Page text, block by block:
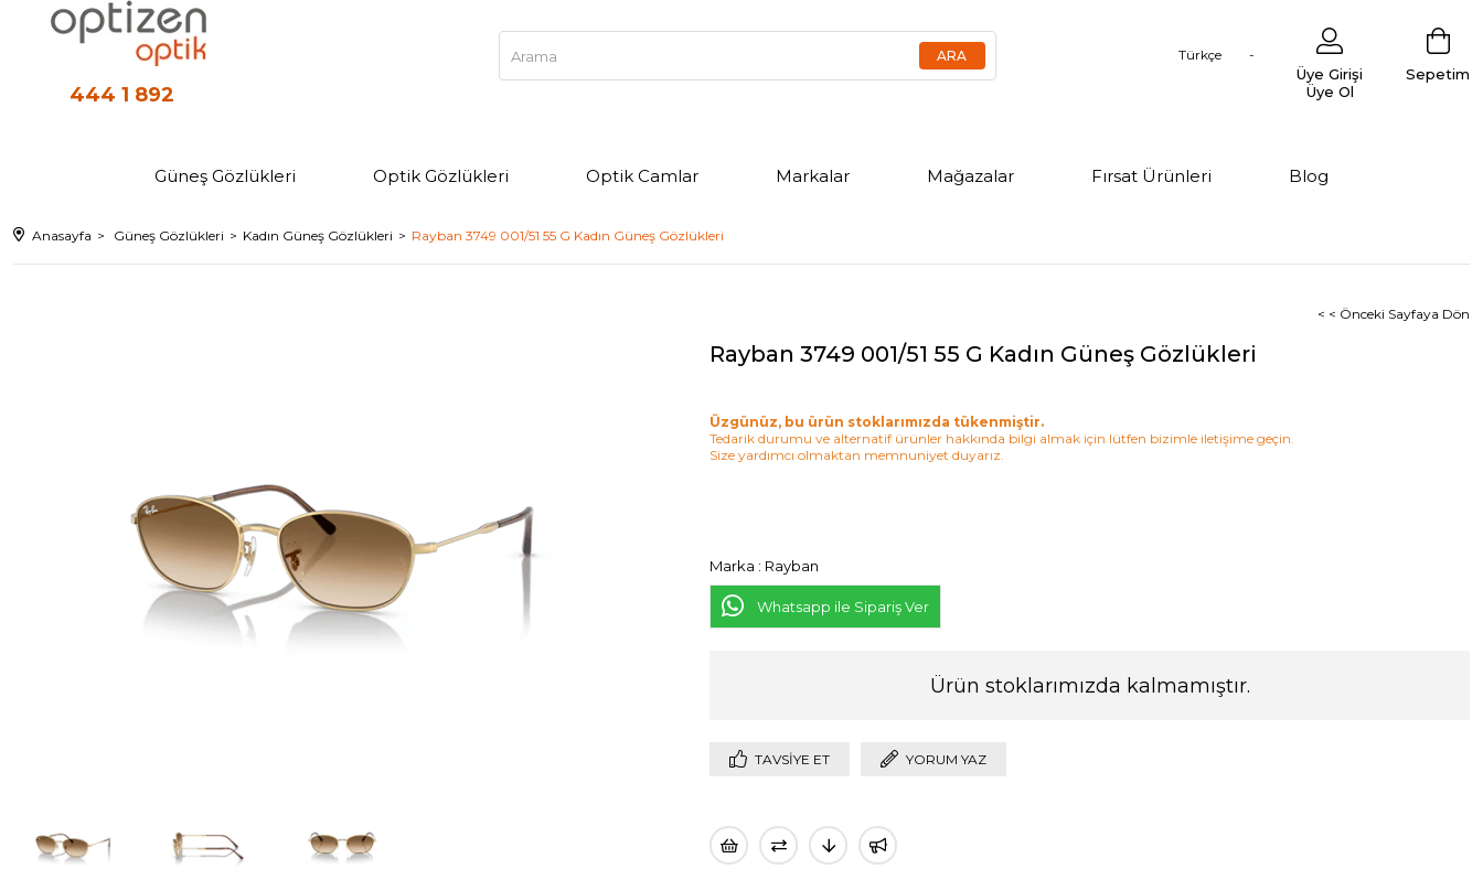
444 1 892
Türkçe
Sepetim
Üye Girişi
Üye Ol
Güneş Gözlükleri Optik Gözlükleri Optik Camlar Markalar Mağazalar Fırsat Ürünleri Blog
Anasayfa Güneş Gözlükleri Kadın Güneş Gözlükleri Rayban 3749 001/51 55 G Kadın Güneş Gözlükleri
< < Önceki Sayfaya Dön
Rayban 3749 001/51 55 G Kadın Güneş Gözlükleri
Üzgünüz, bu ürün stoklarımızda tükenmiştir.
Tedarik durumu ve alternatif ürünler hakkında bilgi almak için lütfen bizimle iletişime geçin.
Size yardımcı olmaktan memnuniyet duyarız.
Marka : Rayban
Whatsapp ile Sipariş Ver
Ürün stoklarımızda kalmamıştır.
TAVSIYE ET YORUM YAZ